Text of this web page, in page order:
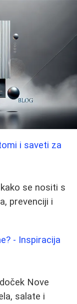
i saveti za
se nositi s
prevenciji i
- Inspiracija
Nove
salate i